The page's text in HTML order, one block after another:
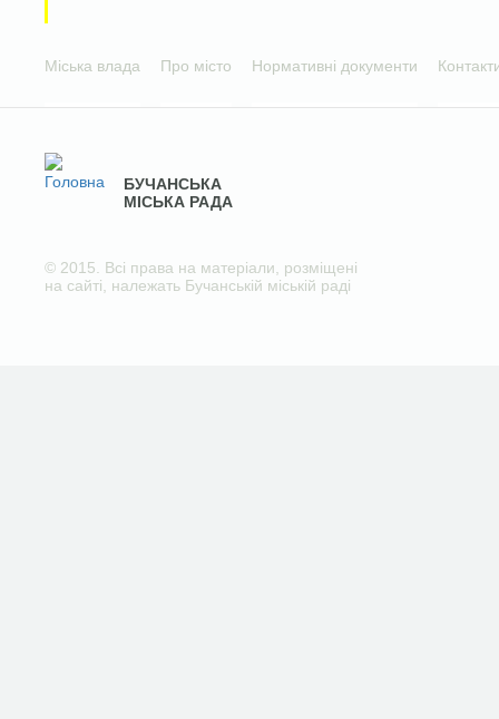
Міська влада Про місто Нормативні документи
БУЧАНСЬКА
МІСЬКА РАДА
© 2015. Всі права на матеріали, розміщені
на сайті, належать Бучанській міській раді